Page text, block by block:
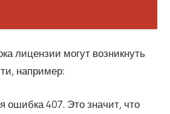
лицензии могут возникнуть
например:
ошибка 407. Это значит, что